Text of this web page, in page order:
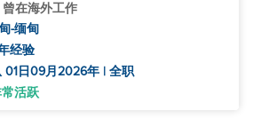
曾在海外工作
-缅甸
经验
01日09月2026年 | 全职
活跃